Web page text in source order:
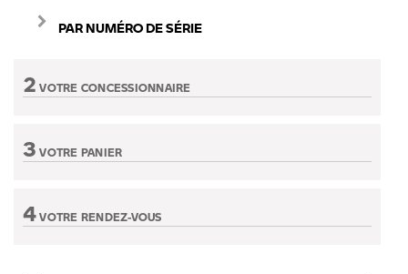
PAR NUMÉRO DE SÉRIE
2VOTRE CONCESSIONNAIRE
3VOTRE PANIER
4VOTRE RENDEZ-VOUS